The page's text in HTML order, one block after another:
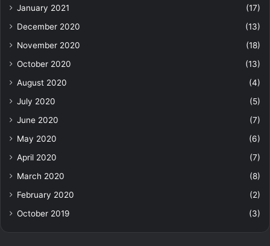
January 2021
(17)
December 2020
(13)
November 2020
(18)
October 2020
(13)
August 2020
(4)
July 2020
(5)
June 2020
(7)
May 2020
(6)
April 2020
(7)
March 2020
(8)
February 2020
(2)
October 2019
(3)